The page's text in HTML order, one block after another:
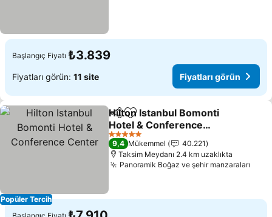
Başlangıç Fiyatı ₺3.839
Fiyatları görün: 11 site Fiyatları görün
Popüler Tercih
PaylaşFavorilerime ekle
Hilton Istanbul Bomonti
Hotel & Conference
Center
Fiyatları görün
5 Yıldız
9,4 Mükemmel
40.221
Taksim Meydanı 2.4 km uzaklıkta
Panoramik Boğaz ve şehir manzaraları
Başlangıç Fiyatı